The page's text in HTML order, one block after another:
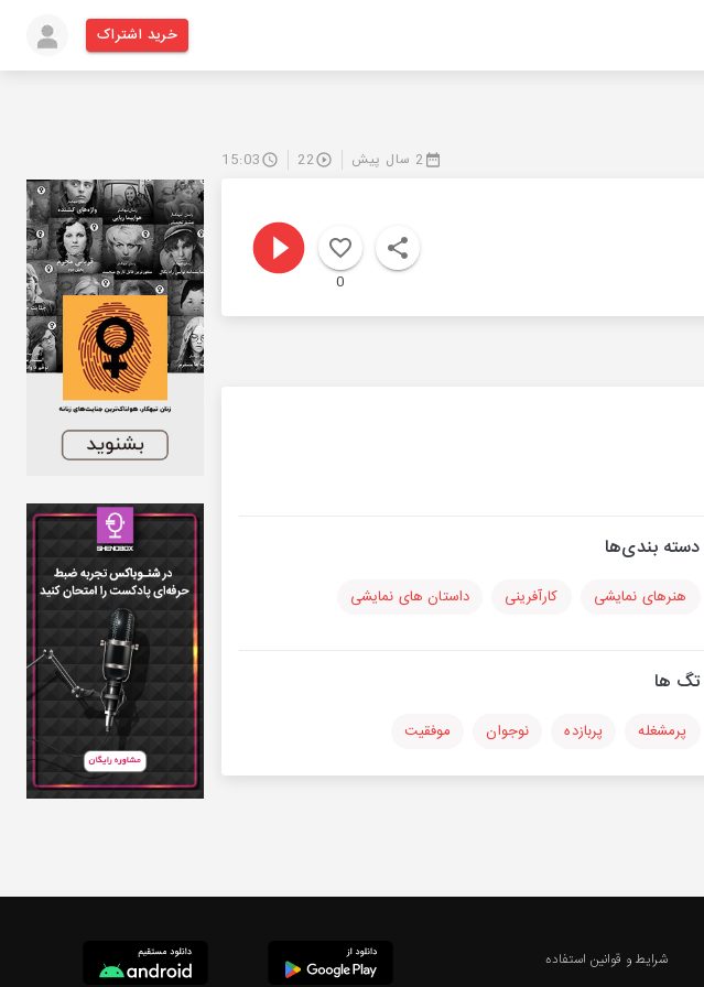
خرید اشتراک
2 سال پیش 22
15:03
0
دسته بندی‌ها
هنرهای نمایشی کارآفرینی داستان های نمایشی
تگ ها
پرمشغله پربازده نوجوان موفقیت
شرایط و قوانین استفاده